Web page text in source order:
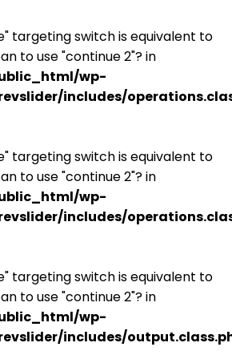
targeting switch is equivalent to
to use "continue 2"? in
wp-
includes/
targeting switch is equivalent to
to use "continue 2"? in
wp-
includes/
targeting switch is equivalent to
to use "continue 2"? in
wp-
includes/